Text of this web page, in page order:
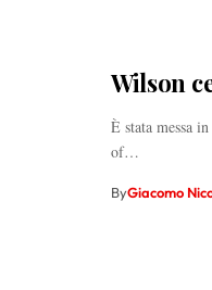
Wilson
È stata messa
of…
ByGiacomo